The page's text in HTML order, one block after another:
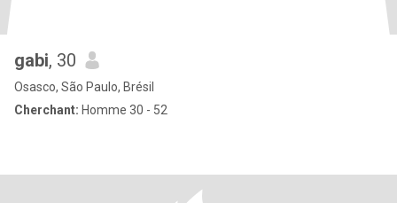
gabi, 30
Osasco, São Paulo, Brésil
Cherchant: Homme 30 - 52